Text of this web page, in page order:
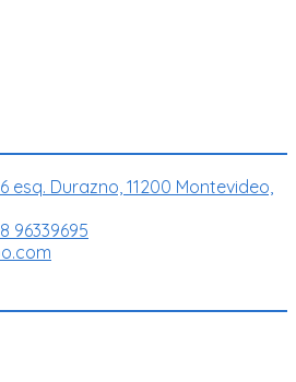
esq. Durazno, 11200 Montevideo,
96339695